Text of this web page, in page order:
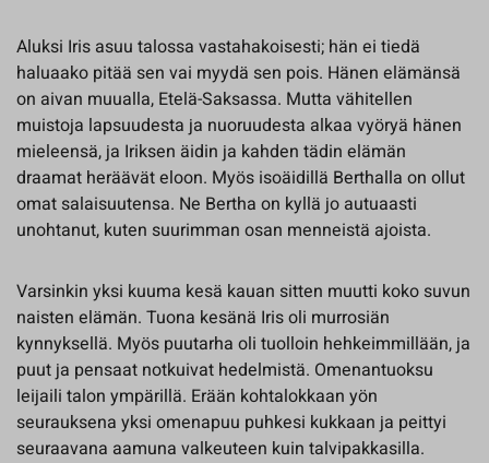
Aluksi Iris asuu talossa vastahakoisesti; hän ei tiedä
haluaako pitää sen vai myydä sen pois. Hänen elämänsä
on aivan muualla, Etelä-Saksassa. Mutta vähitellen
muistoja lapsuudesta ja nuoruudesta alkaa vyöryä hänen
mieleensä, ja Iriksen äidin ja kahden tädin elämän
draamat heräävät eloon. Myös isoäidillä Berthalla on ollut
omat salaisuutensa. Ne Bertha on kyllä jo autuaasti
unohtanut, kuten suurimman osan menneistä ajoista.
Varsinkin yksi kuuma kesä kauan sitten muutti koko suvun
naisten elämän. Tuona kesänä Iris oli murrosiän
kynnyksellä. Myös puutarha oli tuolloin hehkeimmillään, ja
puut ja pensaat notkuivat hedelmistä. Omenantuoksu
leijaili talon ympärillä. Erään kohtalokkaan yön
seurauksena yksi omenapuu puhkesi kukkaan ja peittyi
seuraavana aamuna valkeuteen kuin talvipakkasilla.